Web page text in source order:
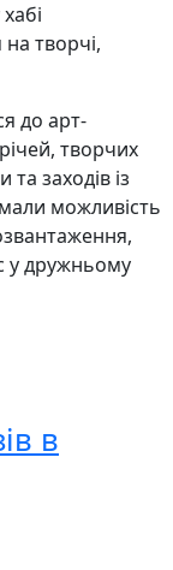
творчі,
до арт-
творчих
заходів із
можливість
у дружньому
в